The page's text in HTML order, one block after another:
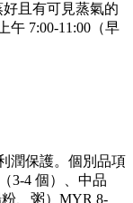
且有可見蒸氣的
午 7:00-11:00（早
潤保護。個別品項
3-4 個）、中品
、粥）MYR 8-